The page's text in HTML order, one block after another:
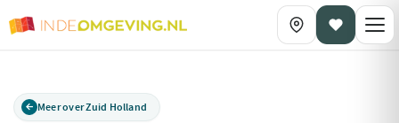
Meer over Zuid Holland